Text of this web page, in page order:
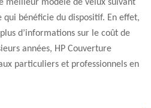
meilleur modèle de velux suivant
bénéficie du dispositif. En effet,
d’informations sur le coût de
années, HP Couverture
particuliers et professionnels en